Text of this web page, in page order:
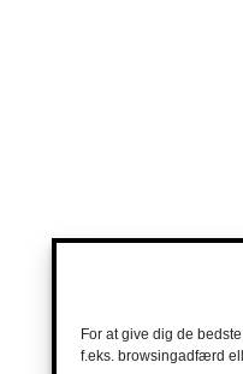
For at give dig de
f.eks. browsingadfærd